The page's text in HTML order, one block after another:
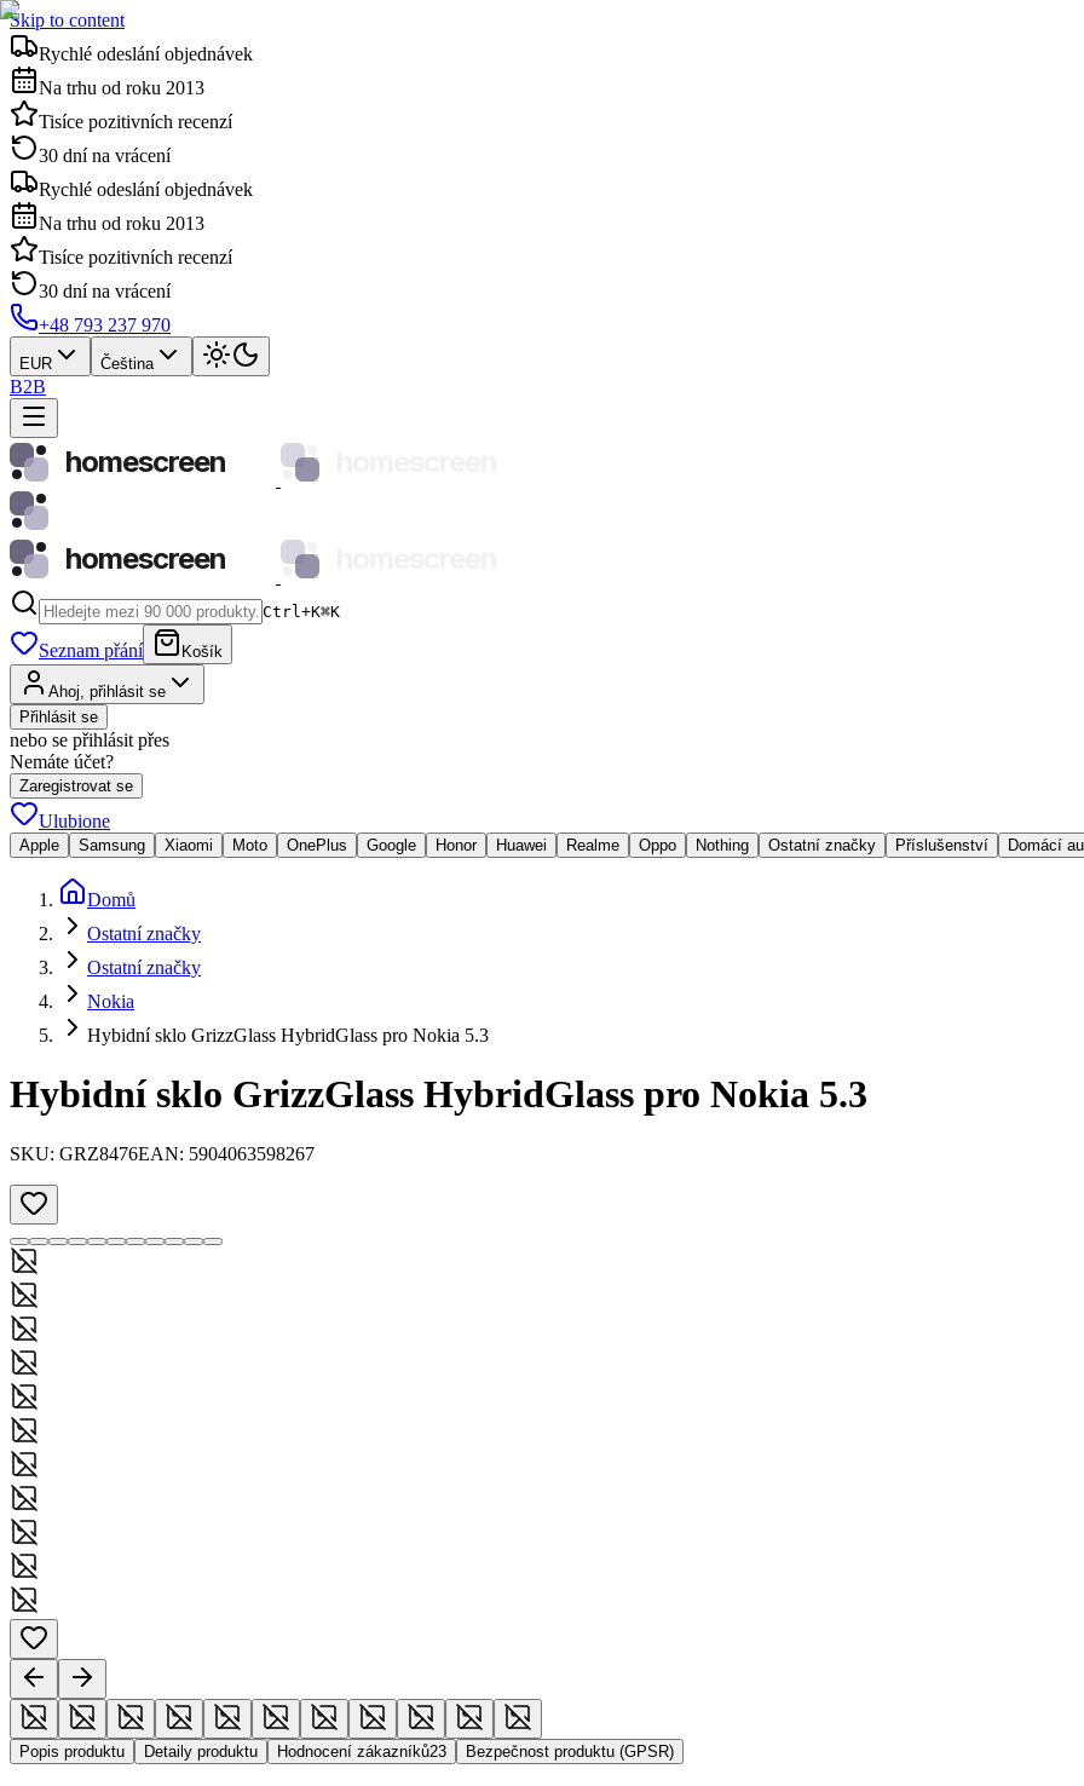
Skip to content
Rychlé odeslání objednávek
Na trhu od roku 2013
Tisíce pozitivních recenzí
30 dní na vrácení
Rychlé odeslání objednávek
Na trhu od roku 2013
Tisíce pozitivních recenzí
30 dní na vrácení
+48 793 237 970
EUR Čeština
B2B
homescreen
homescreen
Ctrl+K⌘K
Seznam přání Košík
Ahoj, přihlásit se
Přihlásit se
nebo se přihlásit přes
Nemáte účet?
Zaregistrovat se
Ulubione
Apple Samsung Xiaomi Moto OnePlus Google Honor Huawei Realme Oppo Nothing Ostatní značky Příslušenství Domácí
Domů
Ostatní značky
Ostatní značky
Nokia
Hybidní sklo GrizzGlass HybridGlass pro Nokia 5.3
Hybidní sklo GrizzGlass HybridGlass pro Nokia 5.3
SKU: GRZ8476EAN: 5904063598267
Popis produktu Detaily produktu Hodnocení zákazníků23 Bezpečnost produktu (GPSR)